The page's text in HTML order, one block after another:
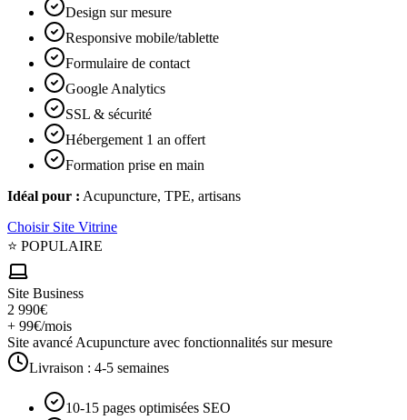
Design sur mesure
Responsive mobile/tablette
Formulaire de contact
Google Analytics
SSL & sécurité
Hébergement 1 an offert
Formation prise en main
Idéal pour : Acupuncture, TPE, artisans
Choisir Site Vitrine
⭐ POPULAIRE
Site Business
2 990€
+ 99€/mois
Site avancé Acupuncture avec fonctionnalités sur mesure
Livraison : 4-5 semaines
10-15 pages optimisées SEO